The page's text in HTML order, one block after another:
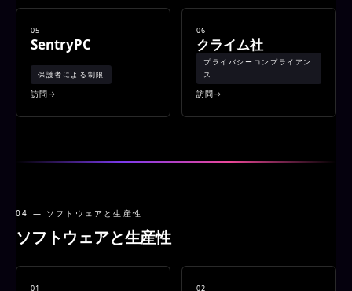
05
SentryPC
保護者による制限
訪問
06
クライム社
プライバシーコンプライアン
ス
訪問
04 — ソフトウェアと生産性
ソフトウェアと生産性
01 02